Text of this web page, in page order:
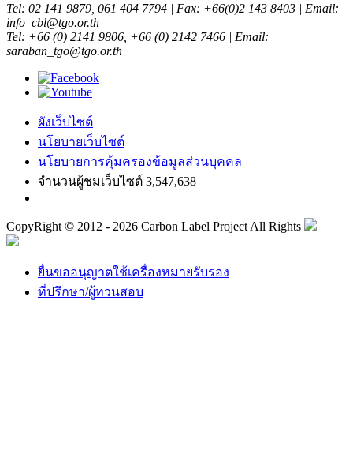
Tel: 02 141 9879, 061 404 7794 | Fax: +66(0)2 143 8403 | Email:
info_cbl@tgo.or.th
Tel: +66 (0) 2141 9806, +66 (0) 2142 7466 | Email:
saraban_tgo@tgo.or.th
ผังเว็บไซต์
นโยบายเว็บไซต์
นโยบายการคุ้มครองข้อมูลส่วนบุคคล
จำนวนผู้ชมเว็บไซต์ 3,547,638
CopyRight © 2012 - 2026 Carbon Label Project All Rights
ยื่นขออนุญาตใช้เครื่องหมายรับรอง
ที่ปรึกษา/ผู้ทวนสอบ